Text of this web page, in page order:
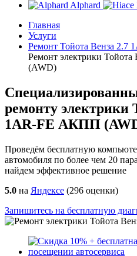
Alphard
Главная
Услуги
Ремонт Тойота Венза
Ремонт электрики
(AWD)
ремонту электрики
1AR-FE АКПП
Проведём бесплатную
автомобиля по более чем 20
найдем эффективное решение
5.0 на Яндексе (296 оценки)
Запишитесь на бесплатную